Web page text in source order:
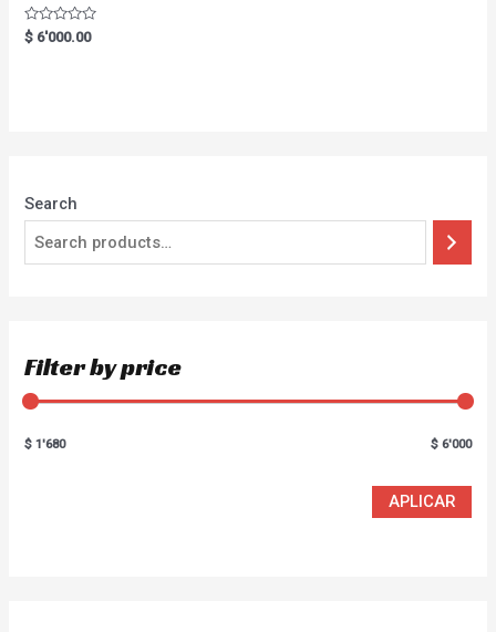
Search
Filter by price
$ 1'680 $ 6'000
APLICAR
Rated
0
$ 6'000.00